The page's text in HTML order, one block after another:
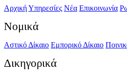
ΑρχικήΥπηρεσίες Νέα Επικοινωνία
Νομικά
Αστικό Δίκαιο Εμπορικό Δίκαιο
Δικηγορικά